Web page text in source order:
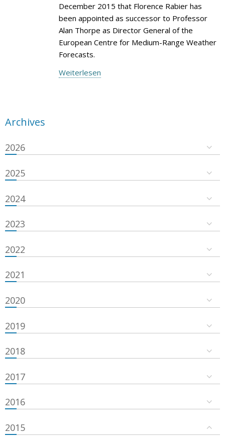
December 2015 that Florence Rabier has
been appointed as successor to Professor
Alan Thorpe as Director General of the
European Centre for Medium-Range Weather
Forecasts.
Weiterlesen
Archives
2026
2025
2024
2023
2022
2021
2020
2019
2018
2017
2016
2015